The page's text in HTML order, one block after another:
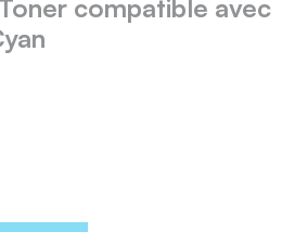
compatible avec